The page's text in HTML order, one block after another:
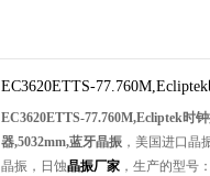
至+85℃，频率稳定性：±50ppm，
出晶振，小体积晶振尺寸：
面封装，四脚贴片晶振，石英晶振
振荡器，SMD晶振，有源晶振，石
器。具有超小型，轻薄型，高品质
EC3620ETTS-
器,5032mm,蓝牙晶振
EC3620ETTS-77.760M,Ecliptek时
器,5032mm,蓝牙晶振 ，美国进口晶
晶振，日蚀晶振厂家 ，生产的型号